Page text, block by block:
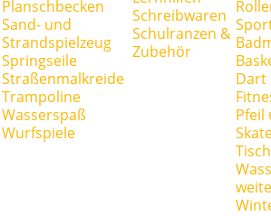
Planschbecken
Sand- und
Strandspielzeug
Springseile
Straßenmalkreide
Trampoline
Wasserspaß
Wurfspiele
Schreibwaren
Schulranzen &
Zubehör
Dart
Pfeil